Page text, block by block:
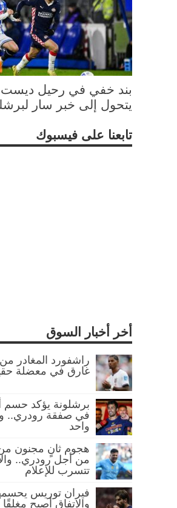
بند خفي في رحيل ديست
يتحول إلى خبر سار
تابعنا على فيسبوك
أخر أخبار السوق
راشفورد المغادر
غارق في معضلة
برشلونة يؤكد
في صفقة رودري..
واحد
هجوم ثانٍ مجنون
من أجل رودري..
تتسرب للإعلام
فيران توريس
والاتفاق أصبح مغلقًا